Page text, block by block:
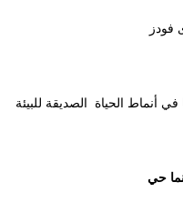
فودز
في أنماط الحياة الصديقة للبيئة
حي